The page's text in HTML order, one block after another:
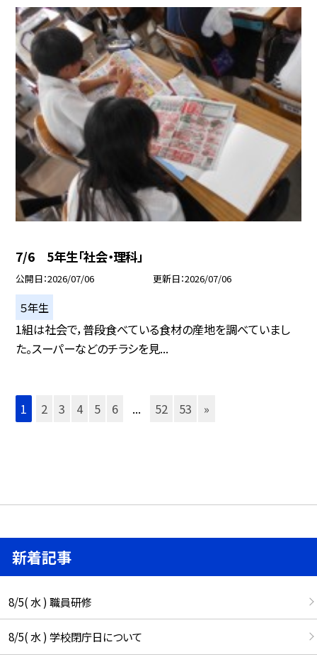
7/6 5年生「社会・理科」
公開日 2026/07/06 更新日 2026/07/06
５年生
1組は社会で，普段食べている食材の産地を調べていまし
た。スーパーなどのチラシを見...
1 2 3 4 5 6 ... 52 53 »
新着記事
8/5( 水 ) 職員研修
8/5( 水 ) 学校閉庁日について